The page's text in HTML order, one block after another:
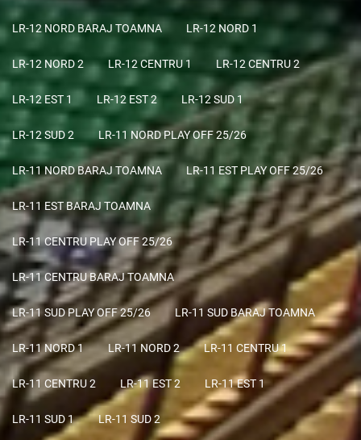
LR-12 NORD BARAJ TOAMNA LR-12 NORD 1
LR-12 NORD 2 LR-12 CENTRU 1 LR-12 CENTRU 2
LR-12 EST 1 LR-12 EST 2 LR-12 SUD 1
LR-12 SUD 2 LR-11 NORD PLAY OFF 25/26
LR-11 NORD BARAJ TOAMNA LR-11 EST PLAY OFF 25/26
LR-11 EST BARAJ TOAMNA
LR-11 CENTRU PLAY OFF 25/26
LR-11 CENTRU BARAJ TOAMNA
LR-11 SUD PLAY OFF 25/26 LR-11 SUD BARAJ TOAMNA
LR-11 NORD 1 LR-11 NORD 2 LR-11 CENTRU 1
LR-11 CENTRU 2 LR-11 EST 2 LR-11 EST 1
LR-11 SUD 1 LR-11 SUD 2